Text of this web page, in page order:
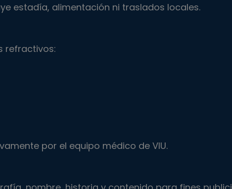
estadía, alimentación ni traslados locales.
refractivos:
por el equipo médico de VIU.